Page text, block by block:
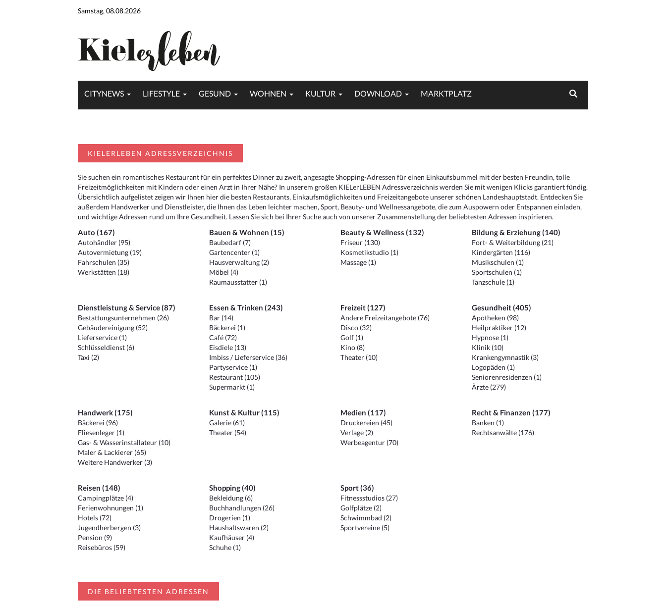
Samstag, 08.08.2026
CITYNEWS LIFESTYLE GESUND WOHNEN KULTUR DOWNLOAD MARKTPLATZ
KIELERLEBEN ADRESSVERZEICHNIS
Sie suchen ein romantisches Restaurant für ein perfektes Dinner zu zweit, angesagte Shopping-Adressen für einen Einkaufsbummel mit der besten Freundin, tolle
Freizeitmöglichkeiten mit Kindern oder einen Arzt in Ihrer Nähe? In unserem großen KIELerLEBEN Adressverzeichnis werden Sie mit wenigen Klicks garantiert fündig.
Übersichtlich aufgelistet zeigen wir Ihnen hier die besten Restaurants, Einkaufsmöglichkeiten und Freizeitangebote unserer schönen Landeshauptstadt. Entdecken Sie
außerdem Handwerker und Dienstleister, die Ihnen das Leben leichter machen, Sport, Beauty- und Wellnessangebote, die zum Auspowern oder Entspannen einladen,
und wichtige Adressen rund um Ihre Gesundheit. Lassen Sie sich bei Ihrer Suche auch von unserer Zusammenstellung der beliebtesten Adressen inspirieren.
Auto (167)
Autohändler (95)
Autovermietung (19)
Fahrschulen (35)
Werkstätten (18)
Bauen & Wohnen (15)
Baubedarf (7)
Gartencenter (1)
Hausverwaltung (2)
Möbel (4)
Raumausstatter (1)
Beauty & Wellness (132)
Friseur (130)
Kosmetikstudio (1)
Massage (1)
Bildung & Erziehung (140)
Fort- & Weiterbildung (21)
Kindergärten (116)
Musikschulen (1)
Sportschulen (1)
Tanzschule (1)
Dienstleistung & Service (87)
Bestattungsunternehmen (26)
Gebäudereinigung (52)
Lieferservice (1)
Schlüsseldienst (6)
Taxi (2)
Essen & Trinken (243)
Bar (14)
Bäckerei (1)
Café (72)
Eisdiele (13)
Imbiss / Lieferservice (36)
Partyservice (1)
Restaurant (105)
Supermarkt (1)
Freizeit (127)
Andere Freizeitangebote (76)
Disco (32)
Golf (1)
Kino (8)
Theater (10)
Gesundheit (405)
Apotheken (98)
Heilpraktiker (12)
Hypnose (1)
Klinik (10)
Krankengymnastik (3)
Logopäden (1)
Seniorenresidenzen (1)
Ärzte (279)
Handwerk (175)
Bäckerei (96)
Fliesenleger (1)
Gas- & Wasserinstallateur (10)
Maler & Lackierer (65)
Weitere Handwerker (3)
Kunst & Kultur (115)
Galerie (61)
Theater (54)
Medien (117)
Druckereien (45)
Verlage (2)
Werbeagentur (70)
Recht & Finanzen (177)
Banken (1)
Rechtsanwälte (176)
Reisen (148)
Campingplätze (4)
Ferienwohnungen (1)
Hotels (72)
Jugendherbergen (3)
Pension (9)
Reisebüros (59)
Shopping (40)
Bekleidung (6)
Buchhandlungen (26)
Drogerien (1)
Haushaltswaren (2)
Kaufhäuser (4)
Schuhe (1)
Sport (36)
Fitnessstudios (27)
Golfplätze (2)
Schwimmbad (2)
Sportvereine (5)
DIE BELIEBTESTEN ADRESSEN